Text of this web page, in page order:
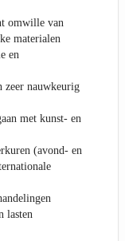
omwille van
materialen
en
zeer nauwkeurig
met kunst- en
(avond- en
lasten